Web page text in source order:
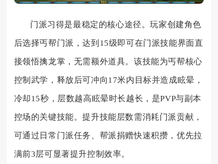
门派习得是最稳定的核心途径。玩家创建角色
后选择丐帮门派，达到15级即可在门派技能界面直
接领悟擒龙掌，无需额外道具。该技能为丐帮核心
控制武学，释放后可冲向17米内目标并造成眩晕，
冷却15秒，层数越高眩晕时长越长，是PVP与副本
控场的关键技能。提升技能层数需消耗门派贡献，
可通过日常门派任务、帮派捐赠快速积攒，优先拉
满前3层可显著提升控制效率。